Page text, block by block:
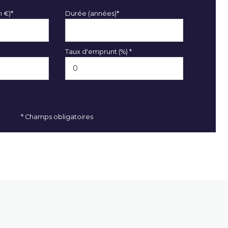
€)* Durée (années)*
Taux d'emprunt (%) *
* Champs obligatoires